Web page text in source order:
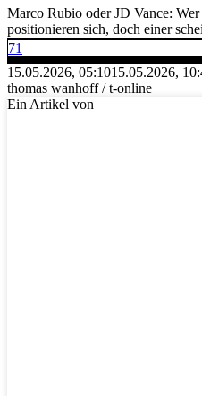
Marco Rubio oder JD Vance:
positionieren sich, doch einer
71
15.05.2026, 05:1015.05.2026,
thomas wanhoff / t-online
Ein Artikel von